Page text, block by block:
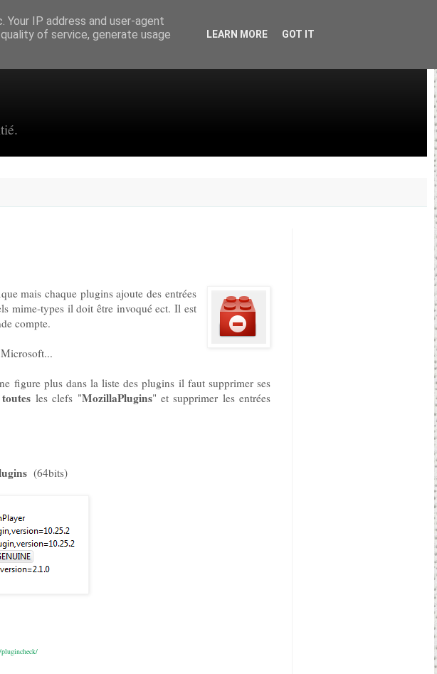
mais chaque plugins ajoute des entrées
mime-types il doit être invoqué ect. Il est
compte.
figure plus dans la liste des plugins il faut supprimer ses
toutes les clefs "MozillaPlugins" et supprimer les entrées
(64bits)
IP address and user-agent
of service, generate usage
LEARN MORE GOT IT